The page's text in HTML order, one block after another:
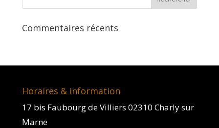
Commentaires récents
Horaires & information
17 bis Faubourg de Villiers 02310 Charly sur
Marne